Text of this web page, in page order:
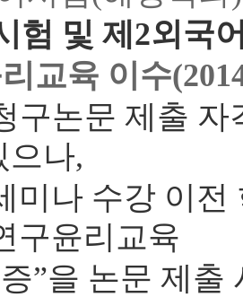
및 제2외국어
교육 이수
논문 제출 자
으나,
수강 이전
구윤리교육
논문 제출